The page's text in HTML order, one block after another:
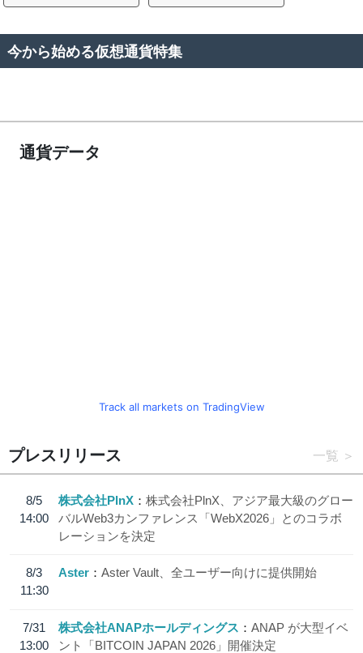
今から始める仮想通貨特集
通貨データ
Track all markets on TradingView
プレスリリース 一覧
8/5
14:00
株式会社PlnX
株式会社PlnX、アジア最大級のグロー
バルWeb3カンファレンス「WebX2026」とのコラボ
レーションを決定
8/3
11:30
Aster Aster Vault、全ユーザー向けに提供開始
7/31
13:00
株式会社ANAPホールディングス
ANAP が大型イベ
ント「BITCOIN JAPAN 2026」開催決定